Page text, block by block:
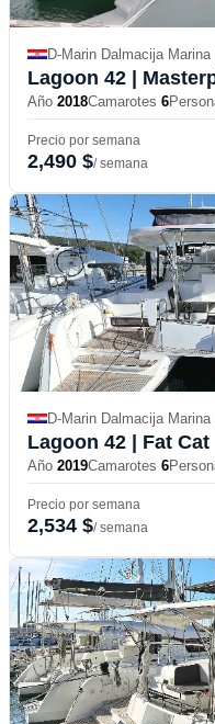
D-Marin Dalmacija
Lagoon 42 |
Año 2018Camarotes 6
Precio por semana
2,490 $/ semana
D-Marin Dalmacija
Lagoon 42 | Fat Cat
Año 2019Camarotes 6
Precio por semana
2,534 $/ semana